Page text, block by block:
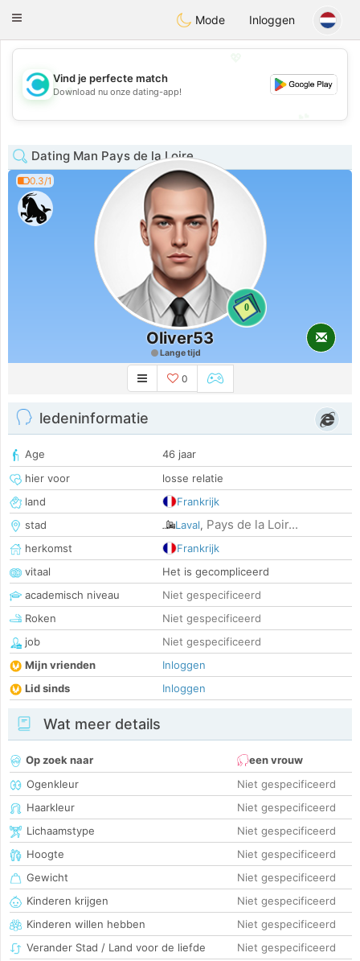
olombiaCitas
Toggle
Mode Inloggen
💖
💕
Vind je perfecte match
Download nu onze dating-app!
Dating Man Pays de la Loire
0.3/1
0
Oliver53
Lange tijd
0
ledeninformatie
Age
46 jaar
hier voor
losse relatie
land
Frankrijk
stad
Laval, Pays de la Loir...
herkomst
Frankrijk
vitaal
Het is gecompliceerd
academisch niveau
Niet gespecificeerd
Roken
Niet gespecificeerd
job
Niet gespecificeerd
Mijn vrienden
Inloggen
Lid sinds
Inloggen
Wat meer details
Op zoek naar
een vrouw
Ogenkleur
Niet gespecificeerd
Haarkleur
Niet gespecificeerd
Lichaamstype
Niet gespecificeerd
Hoogte
Niet gespecificeerd
Gewicht
Niet gespecificeerd
Kinderen krijgen
Niet gespecificeerd
Kinderen willen hebben
Niet gespecificeerd
Verander Stad / Land voor de liefde
Niet gespecificeerd